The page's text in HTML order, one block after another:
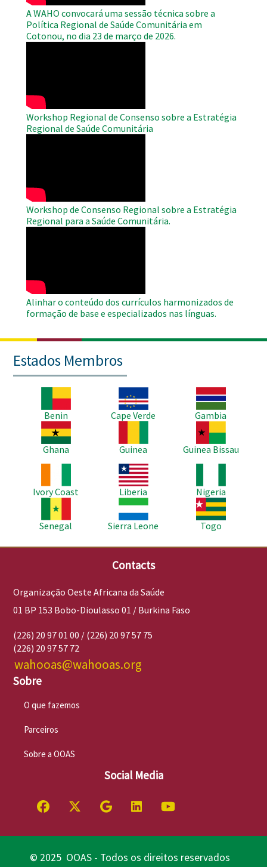
A WAHO convocará uma sessão técnica sobre a
Política Regional de Saúde Comunitária em
Cotonou, no dia 23 de março de 2026.
Workshop Regional de Consenso sobre a Estratégia
Regional de Saúde Comunitária
Workshop de Consenso Regional sobre a Estratégia
Regional para a Saúde Comunitária.
Alinhar o conteúdo dos currículos harmonizados de
formação de base e especializados nas línguas.
Estados Membros
Benin
Imagem
Cape Verde
Imagem
Gambia
Imagem
Ghana
Guinea
Imagem
Guinea Bissau
Ivory Coast
Imagem
Liberia
Nigeria
Imagem
Senegal
Imagem
Sierra Leone
Imagem
Togo
Contacts
Organização Oeste Africana da Saúde
01 BP 153 Bobo-Dioulasso 01 / Burkina Faso
(226) 20 97 01 00 / (226) 20 97 57 75
(226) 20 97 57 72
wahooas@wahooas.org
Sobre
O que fazemos
Parceiros
Sobre a OOAS
Social Media
© 2025 OOAS - Todos os direitos reservados